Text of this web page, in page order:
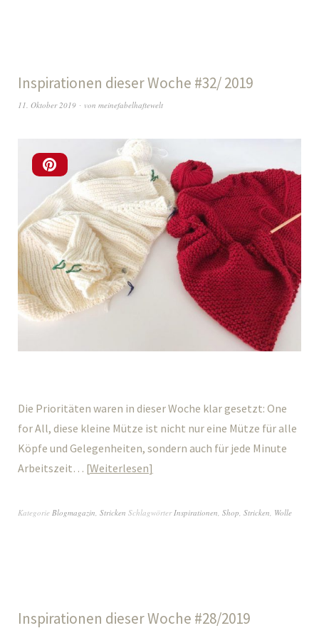
Inspirationen dieser Woche #32/ 2019
11. Oktober 2019 von meinefabelhaftewelt
Die Prioritäten waren in dieser Woche klar gesetzt: One
for All, diese kleine Mütze ist nicht nur eine Mütze für alle
Köpfe und Gelegenheiten, sondern auch für jede Minute
Arbeitszeit… Weiterlesen
Kategorie Blogmagazin, Stricken SchlagwörterInspirationen, Shop, Stricken, Wolle
Inspirationen dieser Woche #28/2019